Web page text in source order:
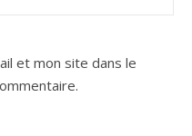
et mon site dans le